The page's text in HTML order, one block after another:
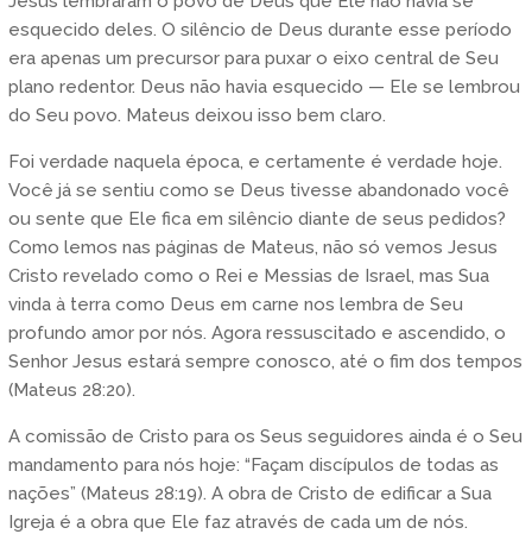
esquecido deles. O silêncio de Deus durante esse período
era apenas um precursor para puxar o eixo central de Seu
plano redentor. Deus não havia esquecido — Ele se lembrou
do Seu povo. Mateus deixou isso bem claro.
Foi verdade naquela época, e certamente é verdade hoje.
Você já se sentiu como se Deus tivesse abandonado você
ou sente que Ele fica em silêncio diante de seus pedidos?
Como lemos nas páginas de Mateus, não só vemos Jesus
Cristo revelado como o Rei e Messias de Israel, mas Sua
vinda à terra como Deus em carne nos lembra de Seu
profundo amor por nós. Agora ressuscitado e ascendido, o
Senhor Jesus estará sempre conosco, até o fim dos tempos
(Mateus 28:20).
A comissão de Cristo para os Seus seguidores ainda é o Seu
mandamento para nós hoje: “Façam discípulos de todas as
nações” (Mateus 28:19). A obra de Cristo de edificar a Sua
Igreja é a obra que Ele faz através de cada um de nós.